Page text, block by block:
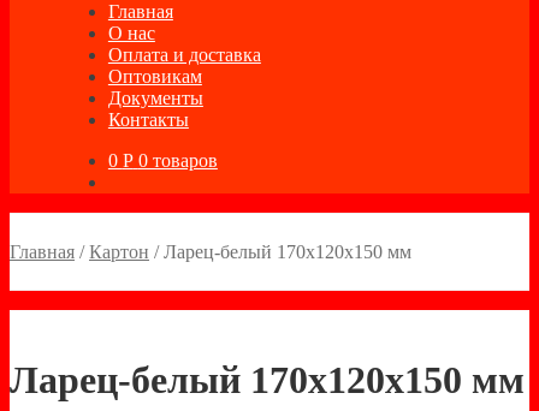
Главная
О нас
Оплата и доставка
Оптовикам
Документы
Контакты
0 Р 0 товаров
Главная /Картон /Ларец-белый 170х120х150 мм
Ларец-белый 170х120х150 мм